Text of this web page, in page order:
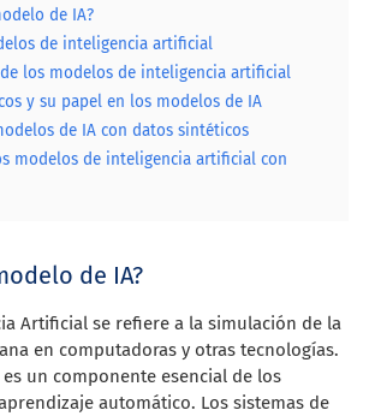
de IA?
de inteligencia artificial
los modelos de inteligencia artificial
y su papel en los modelos de IA
de IA con datos sintéticos
modelos de inteligencia artificial con
de IA?
Artificial se refiere a la simulación de la
en computadoras y otras tecnologías.
un componente esencial de los
automático. Los sistemas de